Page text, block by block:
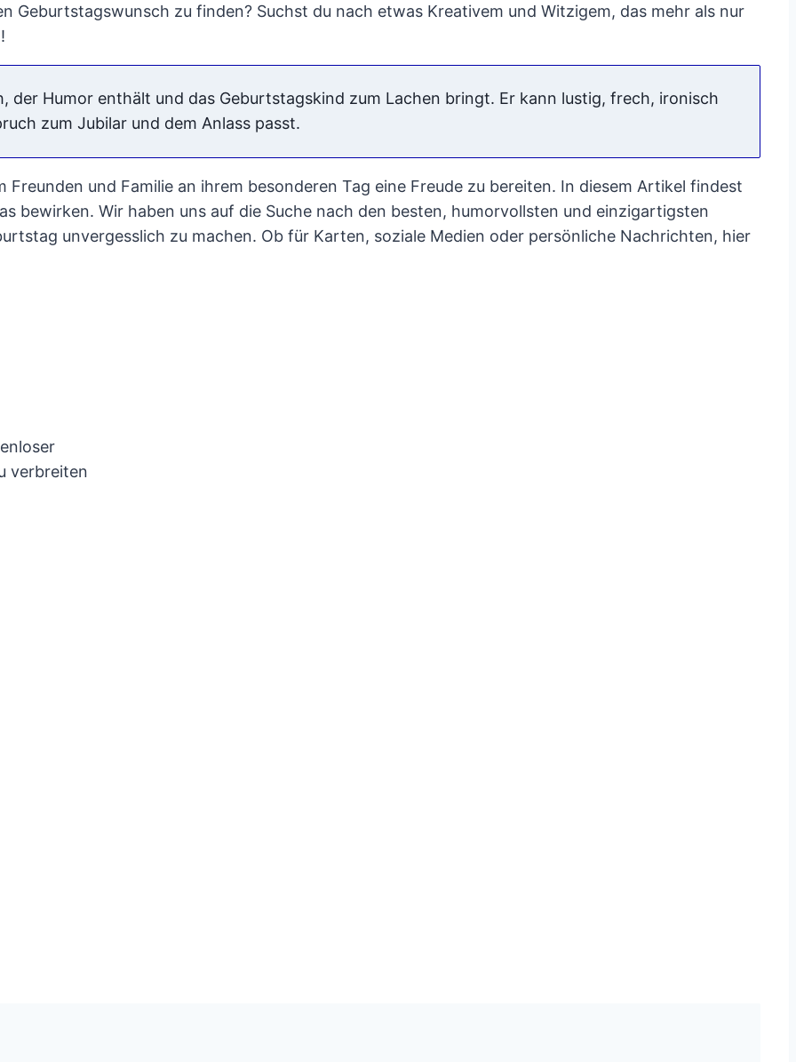
Geburtstagswunsch zu finden? Suchst du nach etwas Kreativem und Witzigem, das mehr als nur
der Humor enthält und das Geburtstagskind zum Lachen bringt. Er kann lustig, frech, ironisch
zum Jubilar und dem Anlass passt.
Freunden und Familie an ihrem besonderen Tag eine Freude zu bereiten. In diesem Artikel findest
bewirken. Wir haben uns auf die Suche nach den besten, humorvollsten und einzigartigsten
unvergesslich zu machen. Ob für Karten, soziale Medien oder persönliche Nachrichten, hier
verbreiten